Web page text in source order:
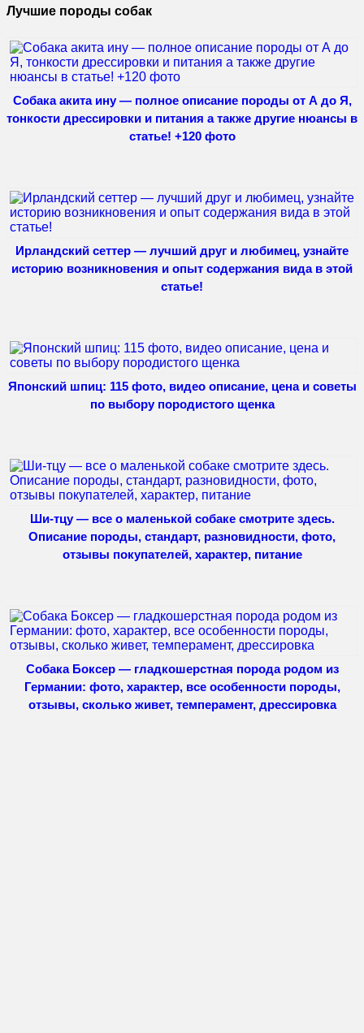
Лучшие породы собак
Собака акита ину — полное описание породы от А до Я,
тонкости дрессировки и питания а также другие нюансы в
статье! +120 фото
Ирландский сеттер — лучший друг и любимец, узнайте
историю возникновения и опыт содержания вида в этой
статье!
Японский шпиц: 115 фото, видео описание, цена и советы
по выбору породистого щенка
Ши-тцу — все о маленькой собаке смотрите здесь.
Описание породы, стандарт, разновидности, фото,
отзывы покупателей, характер, питание
Собака Боксер — гладкошерстная порода родом из
Германии: фото, характер, все особенности породы,
отзывы, сколько живет, темперамент, дрессировка